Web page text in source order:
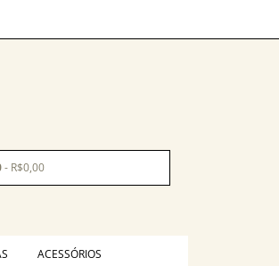
- R$0,00
ACESSÓRIOS